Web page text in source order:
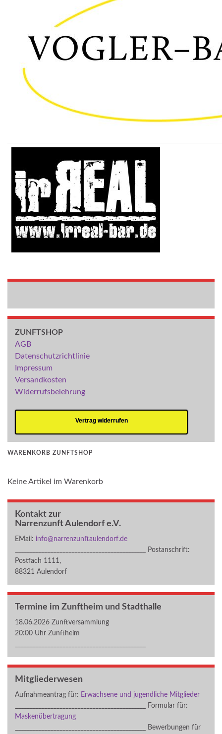
ZUNFTSHOP
AGB
Datenschutzrichtlinie
Impressum
Versandkosten
Widerrufsbelehrung
Vertrag widerrufen
WARENKORB ZUNFTSHOP
Keine Artikel im Warenkorb
Kontakt zur
Narrenzunft Aulendorf e.V.
EMail: info@narrenzunftaulendorf.de
____________________________________________ Postanschrift:
Postfach 1111,
88321 Aulendorf
Termine im Zunftheim und Stadthalle
18.06.2026 Zunftversammlung
20:00 Uhr Zunftheim
Mitgliederwesen
Aufnahmeantrag für: Erwachsene und jugendliche Mitglieder
____________________________________________ Formular für:
Maskenübertragung
____________________________________________ Bewerbungen für